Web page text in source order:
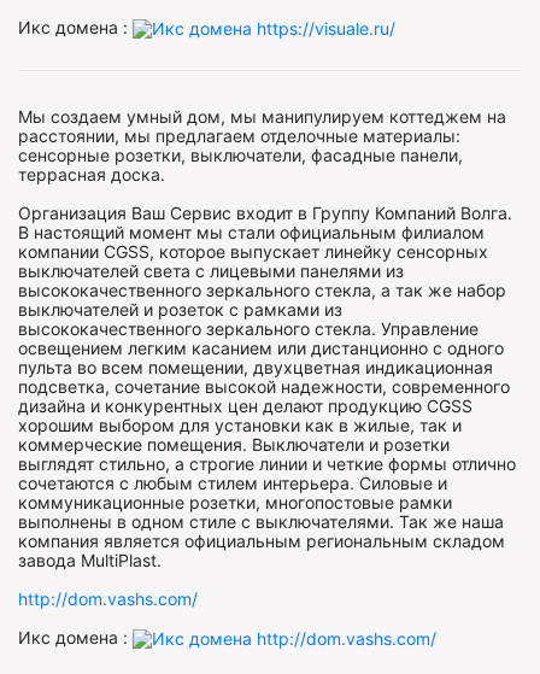
Икс домена :
Мы создаем умный дом, мы манипулируем коттеджем на
расстоянии, мы предлагаем отделочные материалы:
сенсорные розетки, выключатели, фасадные панели,
террасная доска.
Организация Ваш Сервис входит в Группу Компаний Волга.
В настоящий момент мы стали официальным филиалом
компании CGSS, которое выпускает линейку сенсорных
выключателей света с лицевыми панелями из
высококачественного зеркального стекла, а так же набор
выключателей и розеток с рамками из
высококачественного зеркального стекла. Управление
освещением легким касанием или дистанционно с одного
пульта во всем помещении, двухцветная индикационная
подсветка, сочетание высокой надежности, современного
дизайна и конкурентных цен делают продукцию CGSS
хорошим выбором для установки как в жилые, так и
коммерческие помещения. Выключатели и розетки
выглядят стильно, а строгие линии и четкие формы отлично
сочетаются с любым стилем интерьера. Силовые и
коммуникационные розетки, многопостовые рамки
выполнены в одном стиле с выключателями. Так же наша
компания является официальным региональным складом
завода MultiPlast.
http://dom.vashs.com/
Икс домена :